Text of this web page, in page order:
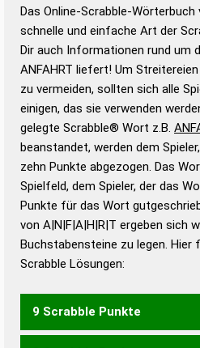
Wortwurzel liefert mit Hilfe
Wortanalyse-Algorithmus gute
Wortbedeutung, Worttrennung
Gültigkeit eines Wortes für das
bestimmen!
zugelassene
Wörterbücher sind:
Duden –
Duden –
Deutsch
Duden –
Duden –
Das Online-Scrabble-
schnelle und einfache Art der
Dir auch Informationen rund um
ANFAHRT liefert! Um
zu vermeiden, sollten sich alle
einigen, das sie verwenden
gelegte Scrabble® Wort z.B.
beanstandet, werden dem
zehn Punkte abgezogen. Das
Spielfeld, dem Spieler, der das
Punkte für das Wort
von A|N|F|A|H|R|T ergeben sich
Buchstabensteine zu legen. Hier
Scrabble Lösungen:
9 Scrabble Punkte